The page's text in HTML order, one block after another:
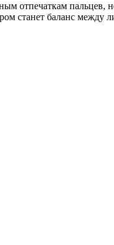
отпечаткам пальцев,
станет баланс между